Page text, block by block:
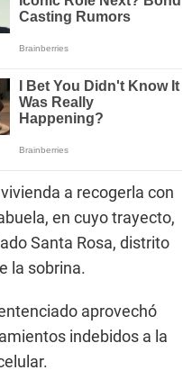
a recogerla con
en cuyo trayecto,
Santa Rosa, distrito
la sobrina.
aprovechó
indebidos a la